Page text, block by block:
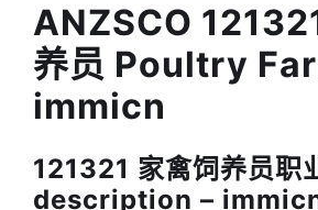
ANZSCO
养员 Poultry
immicn
121321 家禽饲养员职
description –